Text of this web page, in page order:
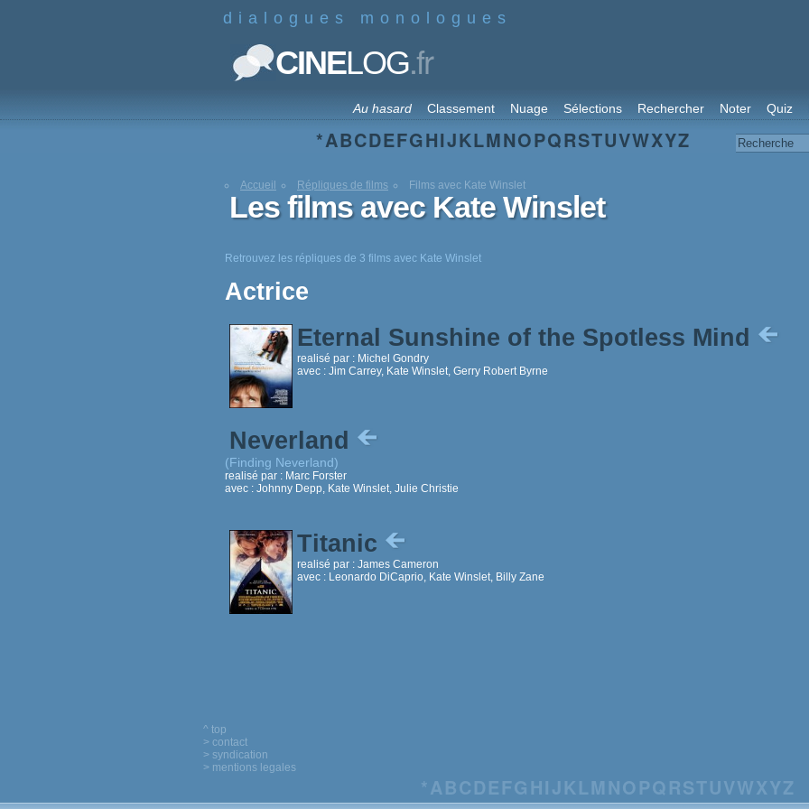
dialogues monologues
CINELOG.fr
Au hasard Classement Nuage Sélections Rechercher Noter Quiz
*ABCDEFGHIJKLMNOPQRSTUVWXYZ
Accueil Répliques de films Films avec Kate Winslet
Les films avec Kate Winslet
Retrouvez les répliques de 3 films avec Kate Winslet
Actrice
Eternal Sunshine of the Spotless Mind
realisé par : Michel Gondry
avec : Jim Carrey, Kate Winslet, Gerry Robert Byrne
Neverland
(Finding Neverland)
realisé par : Marc Forster
avec : Johnny Depp, Kate Winslet, Julie Christie
Titanic
realisé par : James Cameron
avec : Leonardo DiCaprio, Kate Winslet, Billy Zane
^ top
> contact
> syndication
> mentions legales
*ABCDEFG HIJ KLM NO PQRSTUVWXYZ